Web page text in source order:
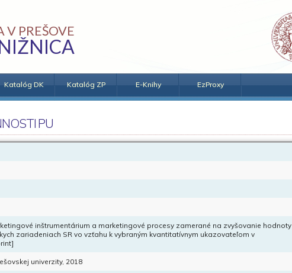
V PREŠOVE
Katalóg DK Katalóg ZP E-Knihy EzProxy
PU
inštrumentárium a marketingové procesy zamerané na zvyšovanie hodnoty
zariadeniach SR vo vzťahu k vybraným kvantitatívnym ukazovateľom v
univerzity, 2018